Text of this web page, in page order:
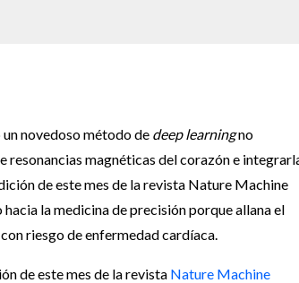
novedoso método de deep learningno
resonancias magnéticas del corazón e
de este mes de la revista Nature Machine
la medicina de precisión porque allana el
riesgo de enfermedad cardíaca.
de este mes de la revista Nature Machine